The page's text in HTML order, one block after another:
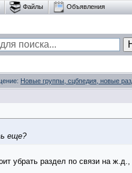
Файлы Объявления
Новые группы, сцбпедия, новые
еще?
убрать раздел по связи на